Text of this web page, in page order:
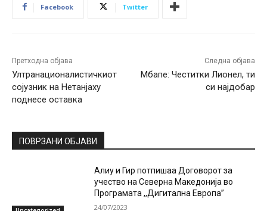
Facebook Twitter
Претходна објава
Ултранационалистичкиот
сојузник на Нетанјаху
поднесе оставка
Следна објава
Мбапе: Честитки Лионел, ти
си најдобар
ПОВРЗАНИ ОБЈАВИ
Алиу и Гир потпишаа Договорот за
учество на Северна Македонија во
Програмата ,,Дигитална Европа”
24/07/2023